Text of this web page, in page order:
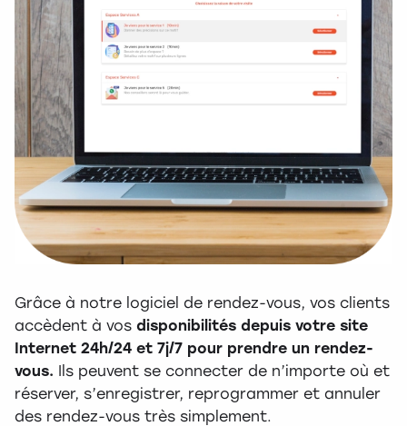
Grâce à notre logiciel de rendez-vous, vos clients
accèdent à vos disponibilités depuis votre site
Internet 24h/24 et 7j/7 pour prendre un rendez-
vous. Ils peuvent se connecter de n’importe où et
réserver, s’enregistrer, reprogrammer et annuler
des rendez-vous très simplement.